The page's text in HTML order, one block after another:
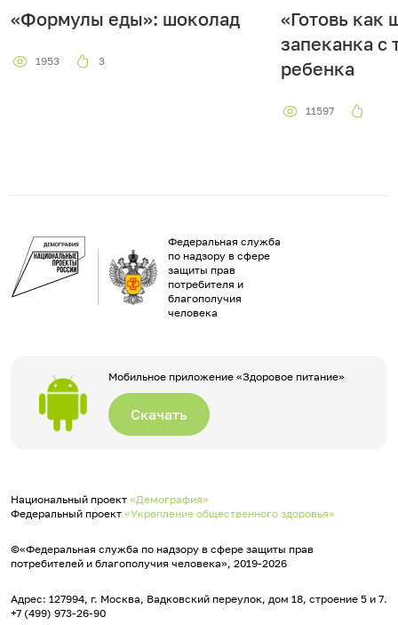
«Формулы еды»: шоколад
1953 3
«Готовь как
запеканка с
ребенка
11597
Федеральная служба
по надзору в сфере
защиты прав
потребителя и
благополучия
человека
Мобильное приложение «Здоровое питание»
Скачать
Национальный проект «Демография»
Федеральный проект «Укрепление общественного здоровья»
©«Федеральная служба по надзору в сфере защиты прав
потребителей и благополучия человека», 2019-2026
Адрес: 127994, г. Москва, Вадковский переулок, дом 18, строение 5 и 7.
+7 (499) 973-26-90